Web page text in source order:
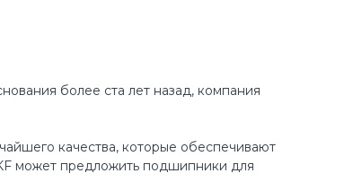
более ста лет назад, компания
качества, которые обеспечивают
может предложить подшипники для